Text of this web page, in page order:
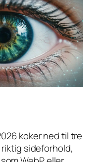
koker ned til tre
sideforhold,